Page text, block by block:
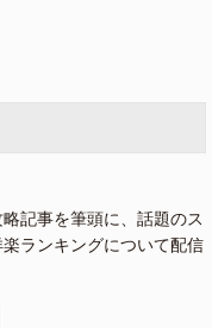
記事を筆頭に、話題のス
ランキングについて配信